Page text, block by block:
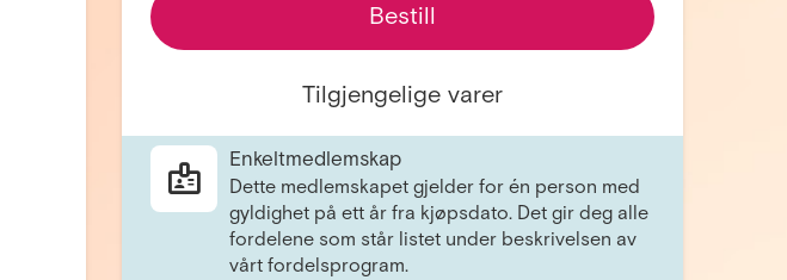
Bestill
Tilgjengelige varer
Enkeltmedlemskap
Dette medlemskapet gjelder for én person med
gyldighet på ett år fra kjøpsdato. Det gir deg alle
fordelene som står listet under beskrivelsen av
vårt fordelsprogram.